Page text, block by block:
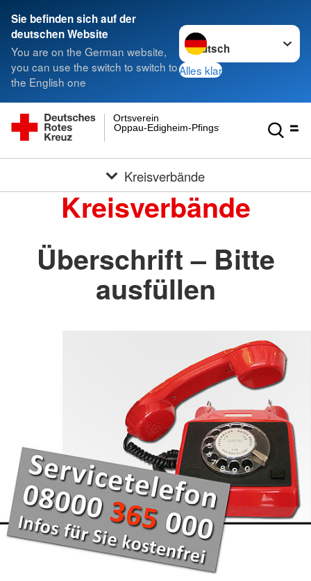
Sie befinden sich auf der
deutschen Website
You are on the German website,
you can use the switch to switch to
the English one
Sprache wechseln zu
Alles klar
Oppau-Edigheim-Pfingstweide e.V.
Ortsverein
Kreisverbände
Kreisverbände
Überschrift – Bitte
ausfüllen